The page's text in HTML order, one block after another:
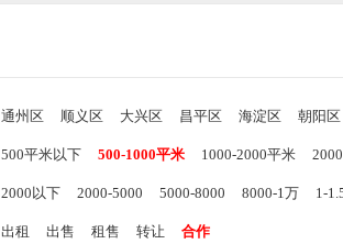
通州区 顺义区 大兴区 昌平区 海淀区 朝阳区
500平米以下 500-1000平米 1000-2000平米
2000以下 2000-5000 5000-8000 8000-1万 1-
出租 出售 租售 转让 合作